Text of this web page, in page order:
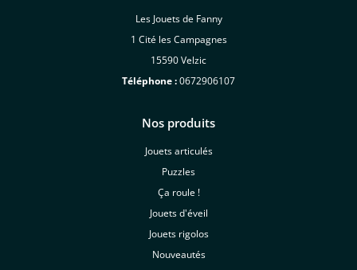
Les Jouets de Fanny
1 Cité les Campagnes
15590 Velzic
Téléphone :0672906107
Nos produits
Jouets articulés
Puzzles
Ça roule !
Jouets d'éveil
Jouets rigolos
Nouveautés